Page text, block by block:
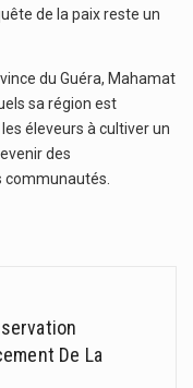
de la paix reste un
du Guéra, Mahamat
sa région est
éleveurs à cultiver un
des
communautés.
De La